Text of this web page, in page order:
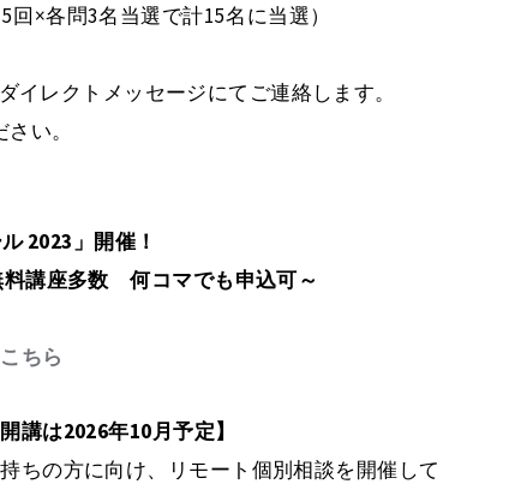
×各問3名当選で計15名に当選）
レクトメッセージにてご連絡します。
い。
2023」開催！
料講座多数 何コマでも申込可～
こちら
は2026年10月予定】
ちの方に向け、リモート個別相談を開催して